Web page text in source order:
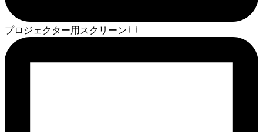
プロジェクター用スクリーン